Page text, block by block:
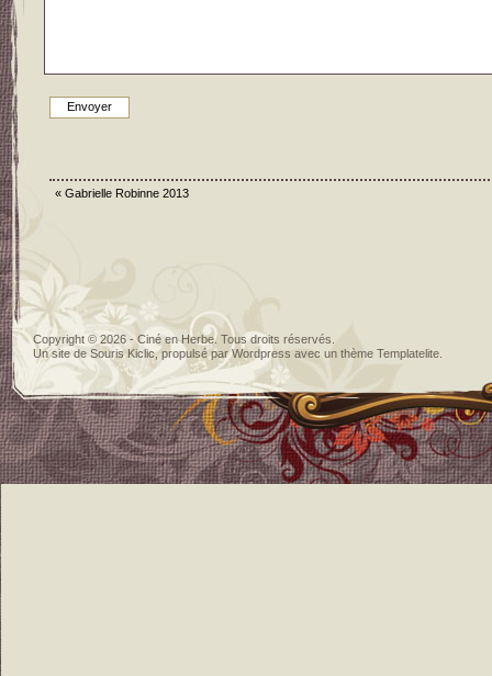
« Gabrielle Robinne 2013
Copyright © 2026 - Ciné en Herbe. Tous droits réservés.
Un site de Souris Kiclic, propulsé parWordpress avec un thème Templatelite